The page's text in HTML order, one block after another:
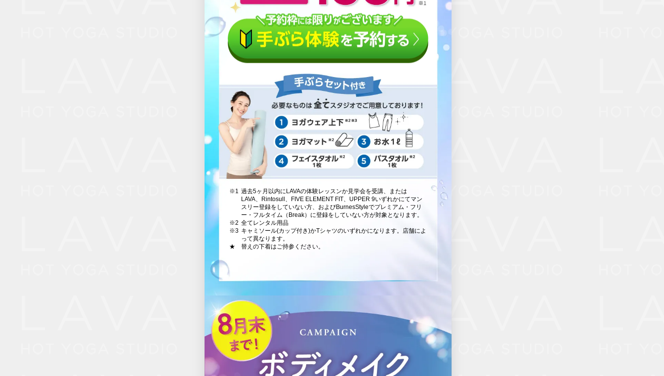
※1 過去5ヶ月以内にLAVAの体験レッスンか見学会を受講、または
LAVA、Rintosull、FIVE ELEMENT FIT、UPPER 9いずれかにてマン
スリー登録をしていない方、およびBurnesStyleでプレミアム・フリ
ー・フルタイム（Break）に登録をしていない方が対象となります。
※2 全てレンタル用品
※3 キャミソール(カップ付き)かTシャツのいずれかになります。店舗によ
って異なります。
★
替えの下着はご持参ください。